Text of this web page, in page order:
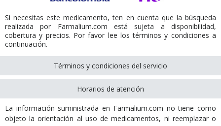
Si necesitas este medicamento, ten en cuenta que la búsqueda
realizada por Farmalium.com está sujeta a disponibilidad,
cobertura y precios. Por favor lee los términos y condiciones a
continuación.
Términos y condiciones del servicio
Horarios de atención
La información suministrada en Farmalium.com no tiene como
objeto la orientación al uso de medicamentos, ni reemplazar o